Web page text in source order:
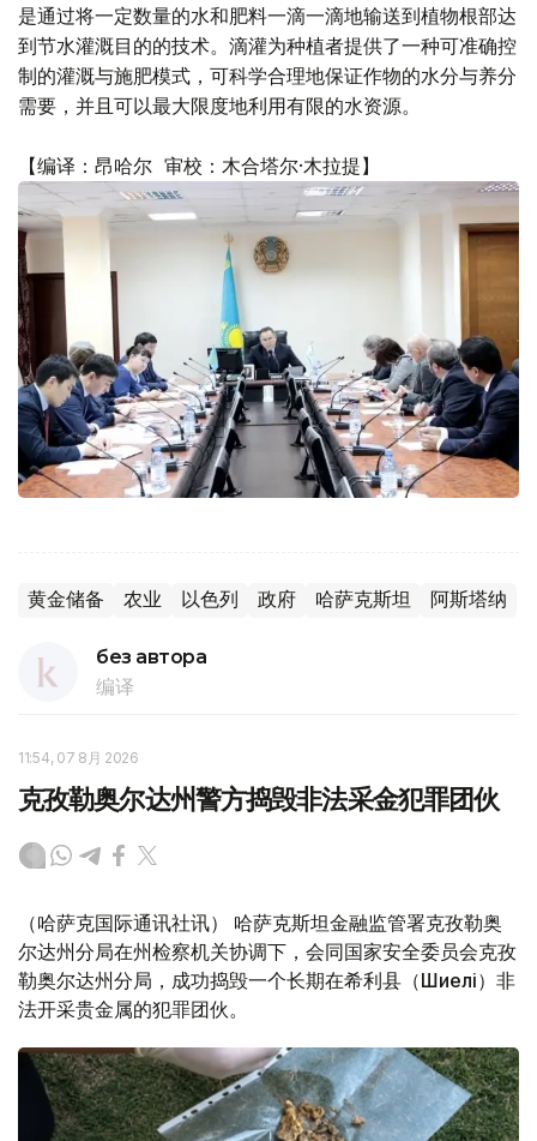
是通过将一定数量的水和肥料一滴一滴地输送到植物根部达
到节水灌溉目的的技术。滴灌为种植者提供了一种可准确控
制的灌溉与施肥模式，可科学合理地保证作物的水分与养分
需要，并且可以最大限度地利用有限的水资源。
【编译：昂哈尔 审校：木合塔尔·木拉提】
黄金储备 农业 以色列 政府 哈萨克斯坦 阿斯塔纳
без автора
编译
11:54, 07 8月 2026
克孜勒奥尔达州警方捣毁非法采金犯罪团伙
（哈萨克国际通讯社讯） 哈萨克斯坦金融监管署克孜勒奥
尔达州分局在州检察机关协调下，会同国家安全委员会克孜
勒奥尔达州分局，成功捣毁一个长期在希利县（Шиелі）非
法开采贵金属的犯罪团伙。